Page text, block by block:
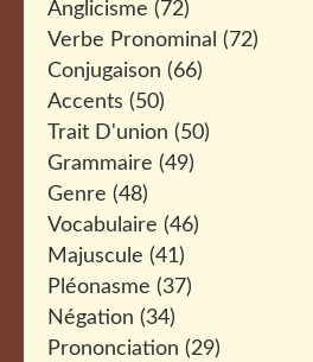
Anglicisme (72)
Verbe Pronominal (72)
Conjugaison (66)
Accents (50)
Trait D'union (50)
Grammaire (49)
Genre (48)
Vocabulaire (46)
Majuscule (41)
Pléonasme (37)
Négation (34)
Prononciation (29)